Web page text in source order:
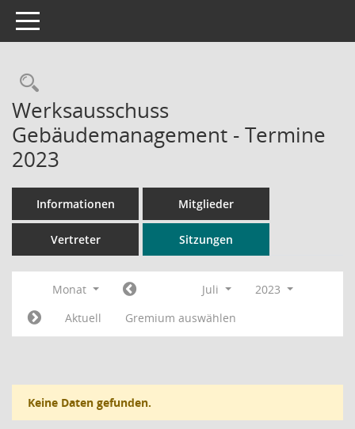
Toggle navigation
Rechercheauswahl
Werksausschuss
Gebäudemanagement - Termine
2023
Informationen Mitglieder
Vertreter Sitzungen
Monat Juli
2023
Aktuell
Gremium auswählen
Keine Daten gefunden.